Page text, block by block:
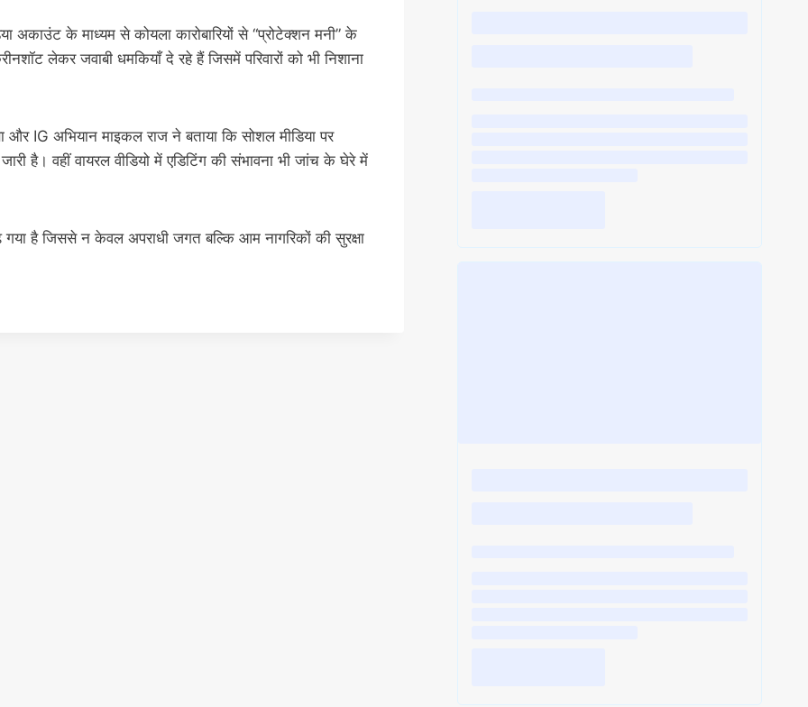
के माध्यम से कोयला कारोबारियों से “प्रोटेक्शन मनी” के
लेकर जवाबी धमकियाँ दे रहे हैं जिसमें परिवारों को भी निशाना
IG अभियान माइकल राज ने बताया कि सोशल मीडिया पर
है। वहीं वायरल वीडियो में एडिटिंग की संभावना भी जांच के घेरे में
गया है जिससे न केवल अपराधी जगत बल्कि आम नागरिकों की सुरक्षा